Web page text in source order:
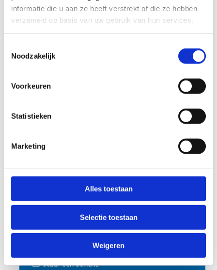
informatie die u aan ze heeft verstrekt of die ze hebben
verzameld op basis van uw gebruik van hun services.
Noodzakelijk
Voorkeuren
Statistieken
Marketing
Alles toestaan
Selectie toestaan
Weigeren
Training volgen?
Wil je graag jouw dans- en
bewegingsvaardigheden naar een hoger niveau
tillen? Overweeg dan om lid te worden van een
Aarzel niet om contact met ons op te nemen
Actieve clubs
The Yoga Vibe
Stuur een bericht